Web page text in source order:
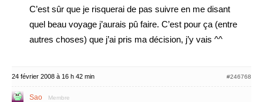
C’est sûr que je risquerai de pas suivre en me disant
quel beau voyage j’aurais pû faire. C’est pour ça (entre
autres choses) que j’ai pris ma décision, j’y vais ^^
24 février 2008 à 16 h 42 min #246768
Sao Membre